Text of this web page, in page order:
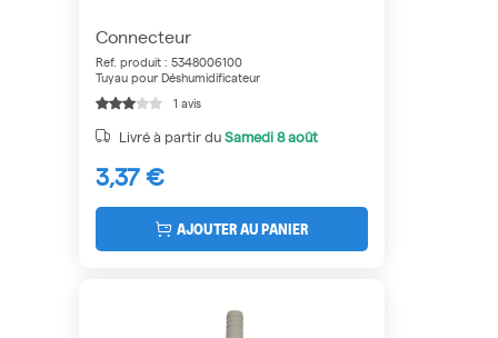
Connecteur
Ref. produit : 5348006100
Tuyau pour Déshumidificateur
1 avis
Livré à partir duSamedi8 août
3,37 €
AJOUTER AU PANIER